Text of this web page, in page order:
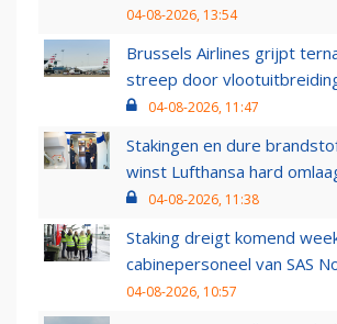
04-08-2026, 13:54
Brussels Airlines grijpt
streep door
04-08-2026, 11:47
Stakingen en dure
winst Lufthansa hard
04-08-2026, 11:38
Staking dreigt komend
cabinepersoneel van SAS
04-08-2026, 10:57